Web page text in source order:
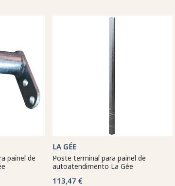
painel de
LA GÉE
Poste terminal para painel de
autoatendimento La Gée
113,47 €